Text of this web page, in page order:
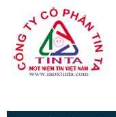
Từ mục này trở xuống là mã